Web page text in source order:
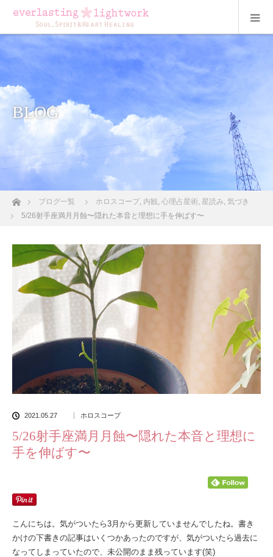
BLOG
ホームブログ一覧 ホロスコープ, 内観, 心理占星術, 星読み, 気づき
5/26射手座満月月蝕〜隠れた本音と理想に手を伸ばす〜
2021.05.27 ホロスコープ
5/26射手座満月月蝕〜隠れた本音と理想に
手を伸ばす〜
こんにちは。気がついたら3月から更新していませんでしたね。書き
かけの下書きの記事はいくつかあったのですが、気がついたら過去に
なってしまっていたので、未公開のまま残っています(笑)